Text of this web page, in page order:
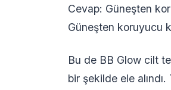
Cevap: Güneşten
Güneşten koruyucu
Bu de BB Glow cilt
bir şekilde ele